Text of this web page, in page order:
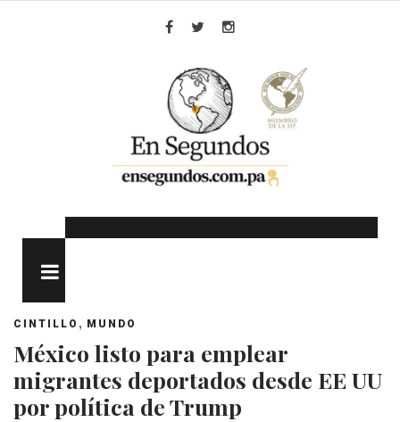
CINTILLO , MUNDO
México listo para emplear
migrantes deportados desde EE UU
por política de Trump